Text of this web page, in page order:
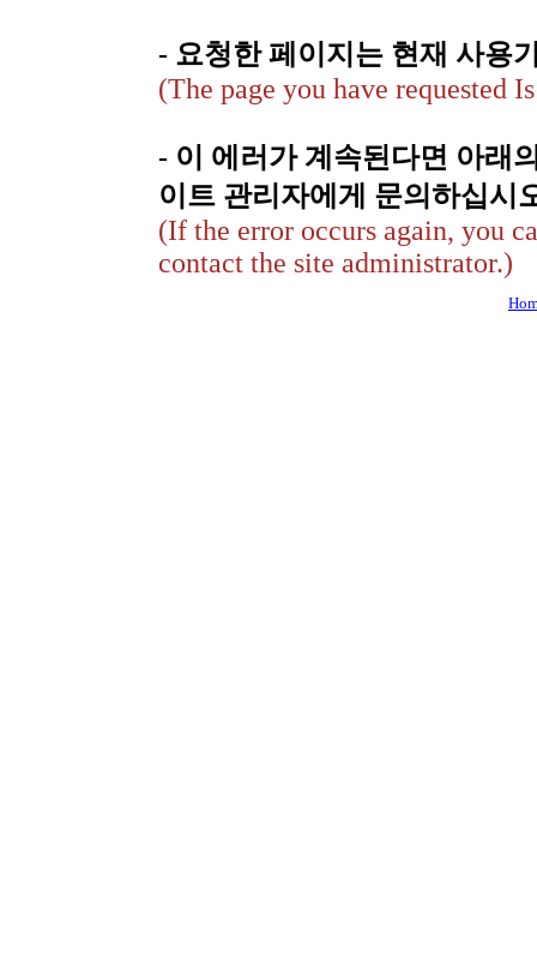
- 요청한 페이지는 현재 사용
(The page you have requested
- 이 에러가 계속된다면 아래
이트 관리자에게 문의하십시
(If the error occurs again, you
contact the site administrator.)